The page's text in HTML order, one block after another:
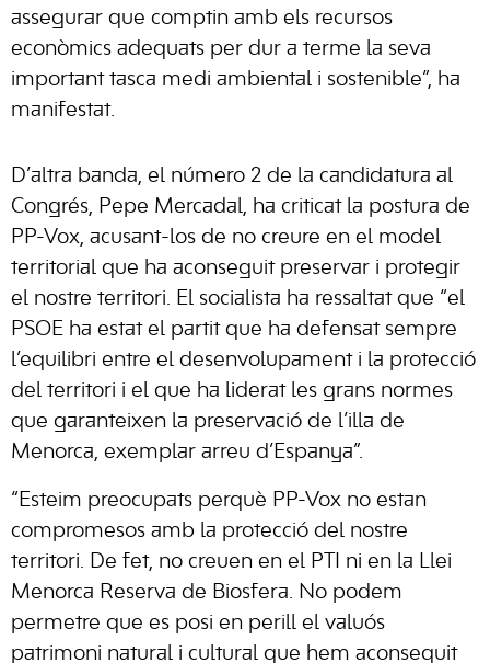
assegurar que comptin amb els recursos
econòmics adequats per dur a terme la seva
important tasca medi ambiental i sostenible”, ha
manifestat.
D’altra banda, el número 2 de la candidatura al
Congrés, Pepe Mercadal, ha criticat la postura de
PP-Vox, acusant-los de no creure en el model
territorial que ha aconseguit preservar i protegir
el nostre territori. El socialista ha ressaltat que “el
PSOE ha estat el partit que ha defensat sempre
l’equilibri entre el desenvolupament i la protecció
del territori i el que ha liderat les grans normes
que garanteixen la preservació de l’illa de
Menorca, exemplar arreu d’Espanya”.
“Esteim preocupats perquè PP-Vox no estan
compromesos amb la protecció del nostre
territori. De fet, no creuen en el PTI ni en la Llei
Menorca Reserva de Biosfera. No podem
permetre que es posi en perill el valuós
patrimoni natural i cultural que hem aconseguit